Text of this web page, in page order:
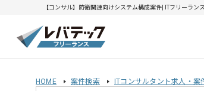
【コンサル】防衛関連向けシステム構成案件| ITフリーラ
HOME 案件検索 ITコンサルタント求人・案